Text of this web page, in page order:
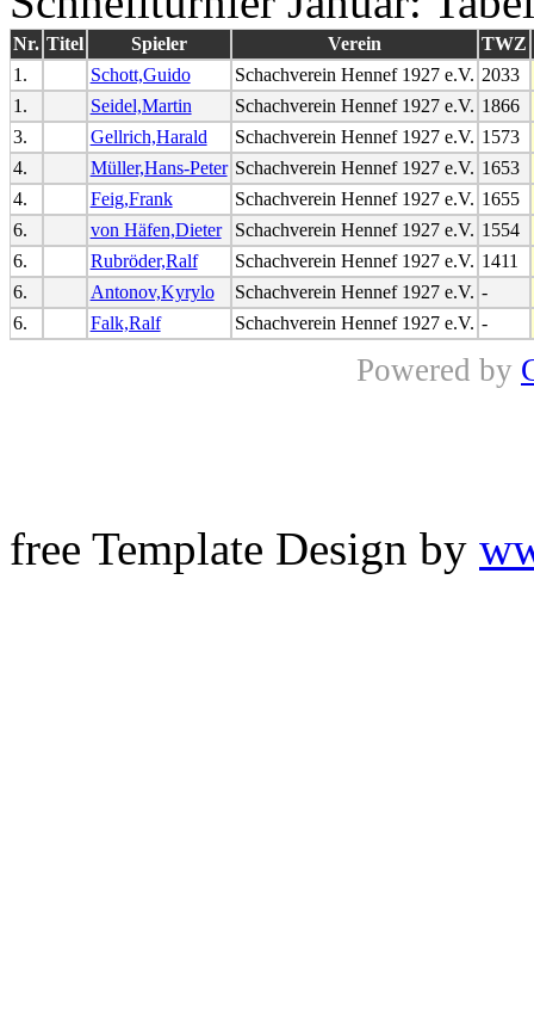
Nr. Titel Spieler Verein
TWZ
1.
Schott,Guido Schachverein Hennef 1927 e.V. 2033
1.
Seidel,Martin Schachverein Hennef 1927 e.V. 1866
3.
Gellrich,Harald Schachverein Hennef 1927 e.V. 1573
4.
Müller,Hans-Peter Schachverein Hennef 1927 e.V. 1653
4.
Feig,Frank Schachverein Hennef 1927 e.V. 1655
6.
von Häfen,Dieter Schachverein Hennef 1927 e.V. 1554
6.
Rubröder,Ralf Schachverein Hennef 1927 e.V. 1411
6.
Antonov,Kyrylo Schachverein Hennef 1927 e.V. -
6.
Falk,Ralf Schachverein Hennef 1927 e.V. -
Powered by
free Template Design by